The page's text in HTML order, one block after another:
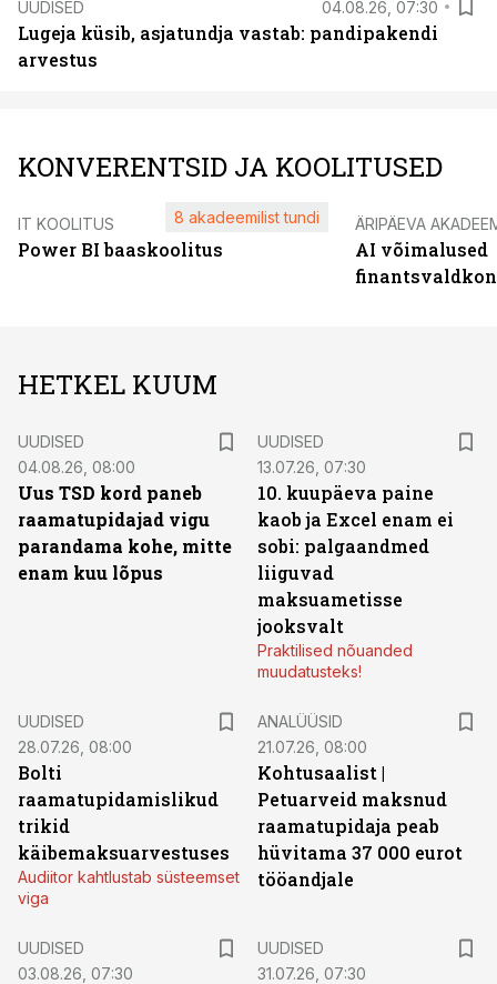
UUDISED 04.08.26, 07:30
Lugeja küsib, asjatundja vastab: pandipakendi
arvestus
KONVERENTSID JA KOOLITUSED
IT KOOLITUS
Power BI baaskoolitus
8 akadeemilist tundi ÄRIPÄEVA
AI võimalused
HETKEL KUUM
UUDISED
04.08.26, 08:00
Uus TSD kord paneb
raamatupidajad vigu
parandama kohe, mitte
enam kuu lõpus
UUDISED
13.07.26, 07:30
10. kuupäeva paine
kaob ja Excel enam ei
sobi: palgaandmed
liiguvad
maksuametisse
jooksvalt
Praktilised nõuanded
muudatusteks!
UUDISED
28.07.26, 08:00
Bolti
raamatupidamislikud
trikid
käibemaksuarvestuses
Audiitor kahtlustab süsteemset
viga
ANALÜÜSID
21.07.26, 08:00
Kohtusaalist |
Petuarveid maksnud
raamatupidaja peab
hüvitama 37 000 eurot
tööandjale
UUDISED
03.08.26, 07:30
UUDISED
31.07.26, 07:30